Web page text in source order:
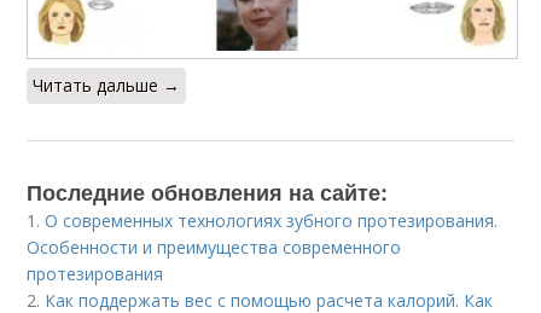
Читать дальше →
Последние обновления на сайте:
1.О современных технологиях зубного протезирования.
Особенности и преимущества современного
протезирования
2. Как поддержать вес с помощью расчета калорий. Как